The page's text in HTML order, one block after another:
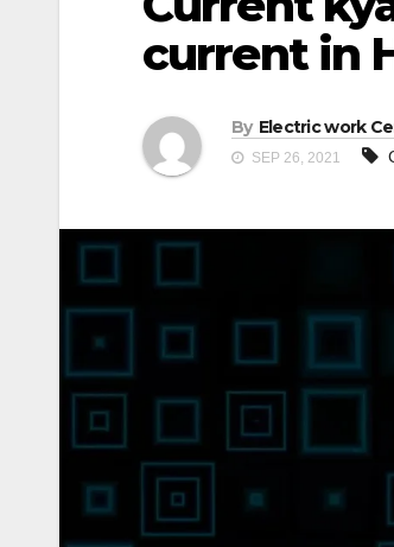
current in
By Electric work
SEP 26, 2021